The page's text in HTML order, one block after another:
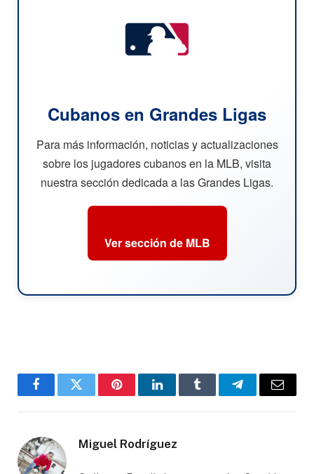
Cubanos en Grandes Ligas
Para más información, noticias y actualizaciones
sobre los jugadores cubanos en la MLB, visita
nuestra sección dedicada a las Grandes Ligas.
Ver sección de MLB
FacebookTwitter PinterestLinkedInTumblr TelegramEmail
Miguel Rodríguez